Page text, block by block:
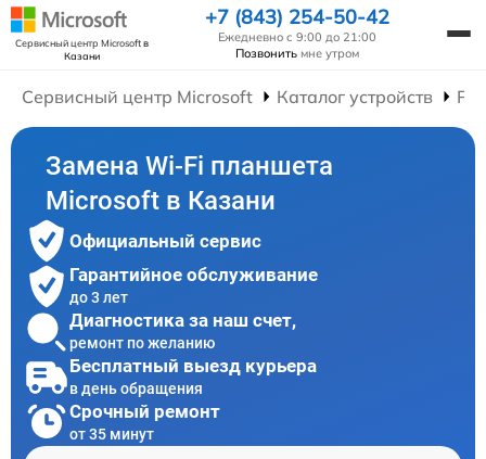
Сервисный центр Microsoftв
Казани
+7 (843) 254-50-42
Ежедневно с 9:00 до 21:00
Позвонить мне утром
Сервисный центр Microsoft Каталог устройств
Замена Wi-Fi планшета
Microsoft в Казани
Официальный сервис
Гарантийное обслуживание
до 3 лет
Диагностика за наш счет,
ремонт по желанию
Бесплатный выезд курьера
в день обращения
Срочный ремонт
от 35 минут